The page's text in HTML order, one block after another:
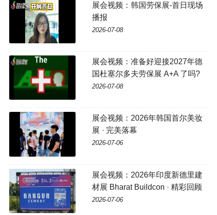
展会视频：韩国劳保展-首日现场
播报
2026-07-08
展会视频：准备好迎接2027年德
国杜塞尔多夫劳保展 A+A 了吗?
2026-07-08
展会视频：2026年韩国首尔美妆
展 · 完美落幕
2026-07-06
展会视频：2026年印度新德里建
材展 Bharat Buildcon · 精彩回顾
2026-07-06